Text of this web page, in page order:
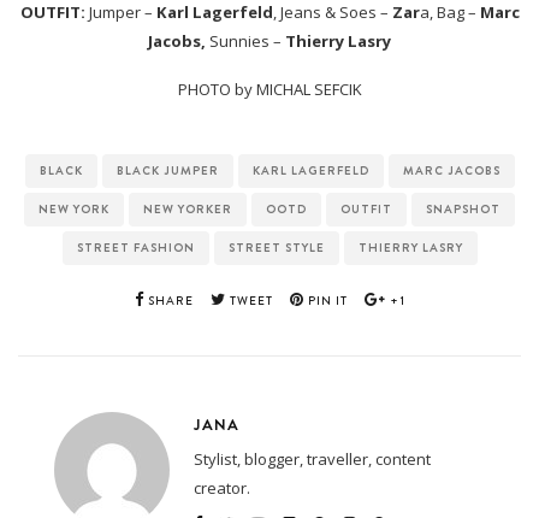
OUTFIT: Jumper – Karl Lagerfeld, Jeans & Soes – Zara, Bag – Marc
Jacobs, Sunnies – Thierry Lasry
PHOTO by MICHAL SEFCIK
BLACK BLACK JUMPER KARL LAGERFELD MARC JACOBS
NEW YORK NEW YORKER OOTD OUTFIT SNAPSHOT
STREET FASHION STREET STYLE THIERRY LASRY
SHARE TWEET PIN IT +1
JANA
Stylist, blogger, traveller, content
creator.